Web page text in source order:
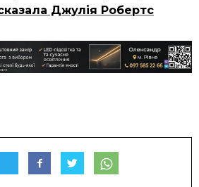
Джулія Робертс